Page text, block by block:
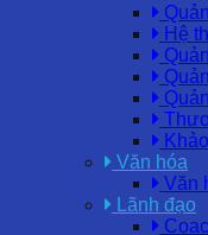
Hệ
Văn hóa
Văn
Lãnh đạo